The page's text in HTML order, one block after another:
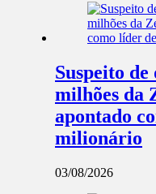
Suspeito
milhões da
apontado
milionário
03/08/2026